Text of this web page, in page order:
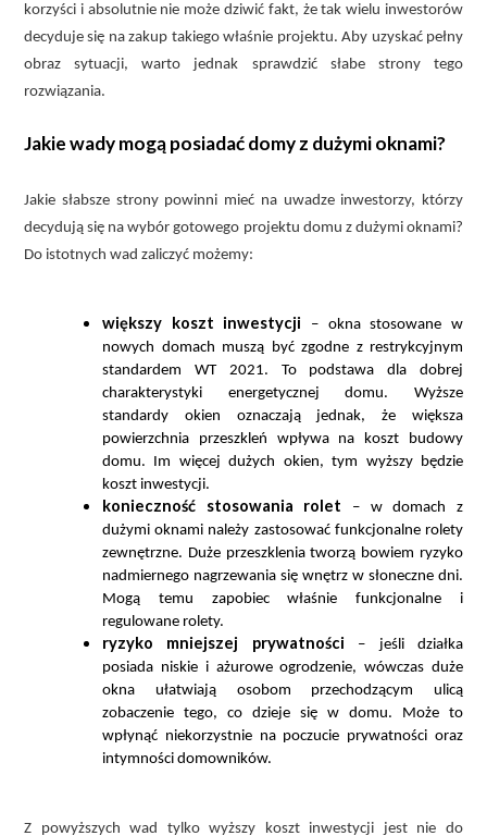
korzyści i absolutnie nie może dziwić fakt, że tak wielu inwestorów
decyduje się na zakup takiego właśnie projektu. Aby uzyskać pełny
obraz sytuacji, warto jednak sprawdzić słabe strony tego
rozwiązania.
Jakie wady mogą posiadać domy z dużymi oknami?
Jakie słabsze strony powinni mieć na uwadze inwestorzy, którzy
decydują się na wybór gotowego projektu domu z dużymi oknami?
Do istotnych wad zaliczyć możemy:
większy koszt inwestycji
– okna stosowane w
nowych domach muszą być zgodne z restrykcyjnym
standardem WT 2021. To podstawa dla dobrej
charakterystyki energetycznej domu. Wyższe
standardy okien oznaczają jednak, że większa
powierzchnia przeszkleń wpływa na koszt budowy
domu. Im więcej dużych okien, tym wyższy będzie
koszt inwestycji.
konieczność stosowania rolet
– w domach z
dużymi oknami należy zastosować funkcjonalne rolety
zewnętrzne. Duże przeszklenia tworzą bowiem ryzyko
nadmiernego nagrzewania się wnętrz w słoneczne dni.
Mogą temu zapobiec właśnie funkcjonalne i
regulowane rolety.
ryzyko mniejszej prywatności
– jeśli działka
posiada niskie i ażurowe ogrodzenie, wówczas duże
okna ułatwiają osobom przechodzącym ulicą
zobaczenie tego, co dzieje się w domu. Może to
wpłynąć niekorzystnie na poczucie prywatności oraz
intymności domowników.
Z powyższych wad tylko wyższy koszt inwestycji jest nie do